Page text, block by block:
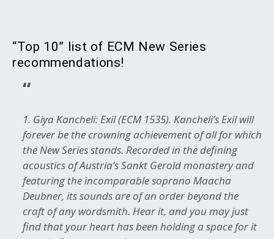
“Top 10” list of ECM New Series
recommendations!
1. Giya Kancheli: Exil(ECM 1535). Kancheli’s Exil will
forever be the crowning achievement of all for which
the New Series stands. Recorded in the defining
acoustics of Austria’s Sankt Gerold monastery and
featuring the incomparable soprano Maacha
Deubner, its sounds are of an order beyond the
craft of any wordsmith. Hear it, and you may just
find that your heart has been holding a space for it